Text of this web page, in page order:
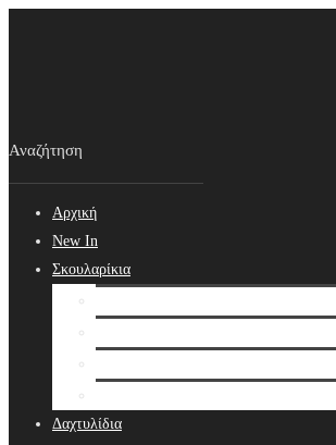
Αρχική
New In
Σκουλαρίκια
Δαχτυλίδια